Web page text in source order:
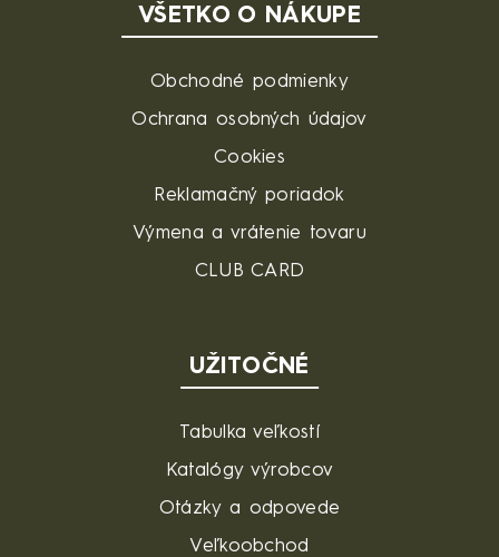
VŠETKO O NÁKUPE
Obchodné podmienky
Ochrana osobných údajov
Cookies
Reklamačný poriadok
Výmena a vrátenie tovaru
CLUB CARD
UŽITOČNÉ
Tabulka veľkostí
Katalógy výrobcov
Otázky a odpovede
Veľkoobchod